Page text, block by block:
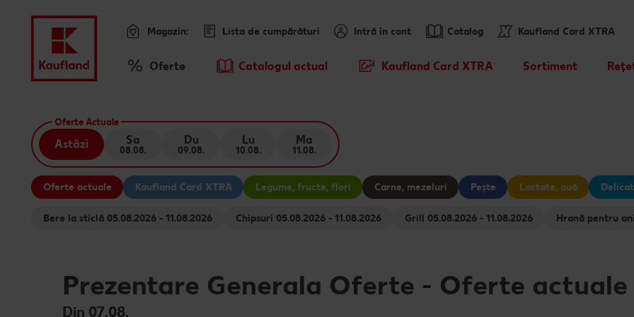
Sari la
Conținut principal
Subsol
Meniu Oferte Catalogul actual Kaufland Card XTRA
Kaufland Scan
Romaniei" - Crama Moşia
ușor
Sortiment
Sortiment tematic
Catalog
Magazin: Intră în cont
Lista de cumpărături Kaufland Card XTRA
Oferte Actuale
Astăzi Sa
08.08.
Du
09.08.
Lu
10.08.
Ma
11.08.
Oferte actuale Kaufland Card XTRA Legume, fructe, flori Carne, mezeluri Pește Lactate, ouă
Bere la sticlă 05.08.2026 - 11.08.2026 Chipsuri 05.08.2026 - 11.08.2026 Grill 05.08.2026 - 11.08.2026
Prezentare Generala Oferte - Oferte actuale
Din 07.08.